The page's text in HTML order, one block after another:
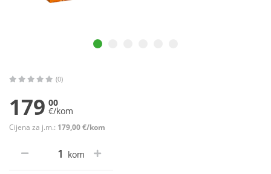
(0)
179 00
€/kom
Cijena za j.m.: 179,00 €/kom
kom